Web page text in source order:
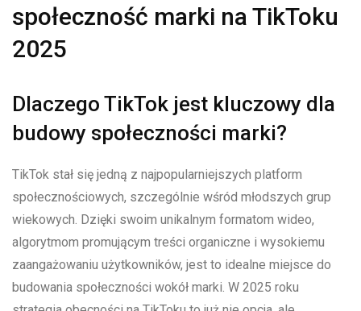
społeczność marki na TikToku
2025
Dlaczego TikTok jest kluczowy dla
budowy społeczności marki?
TikTok stał się jedną z najpopularniejszych platform
społecznościowych, szczególnie wśród młodszych grup
wiekowych. Dzięki swoim unikalnym formatom wideo,
algorytmom promującym treści organiczne i wysokiemu
zaangażowaniu użytkowników, jest to idealne miejsce do
budowania społeczności wokół marki. W 2025 roku